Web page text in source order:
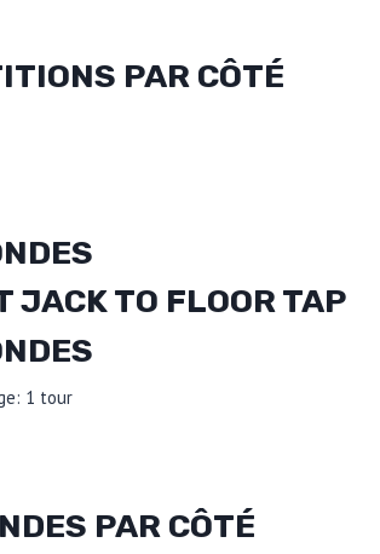
PAR CÔTÉ
JACK TO FLOOR TAP
1 tour
PAR CÔTÉ